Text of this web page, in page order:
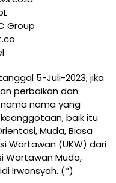
Group
5-Juli-2023, jika
perbaikan dan
nama yang
baik itu
Muda, Biasa
Wartawan (UKW) dari
Wartawan Muda,
Irwansyah. (*)